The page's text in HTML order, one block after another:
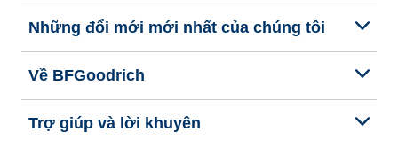
Những đổi mới mới nhất của chúng tôi
Về BFGoodrich
Trợ giúp và lời khuyên